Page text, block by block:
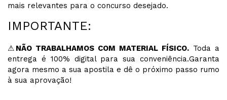
mais relevantes para o concurso desejado.
IMPORTANTE:
⚠ NÃO TRABALHAMOS COM MATERIAL FÍSICO. Toda a
entrega é 100% digital para sua conveniência.Garanta
agora mesmo a sua apostila e dê o próximo passo rumo
à sua aprovação!